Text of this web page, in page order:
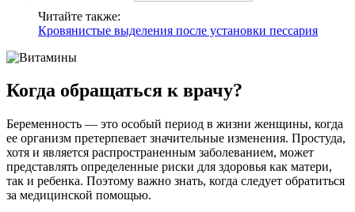
Читайте также:
Кровянистые выделения после установки пессария
Когда обращаться к врачу?
Беременность — это особый период в жизни женщины, когда
ее организм претерпевает значительные изменения. Простуда,
хотя и является распространенным заболеванием, может
представлять определенные риски для здоровья как матери,
так и ребенка. Поэтому важно знать, когда следует обратиться
за медицинской помощью.